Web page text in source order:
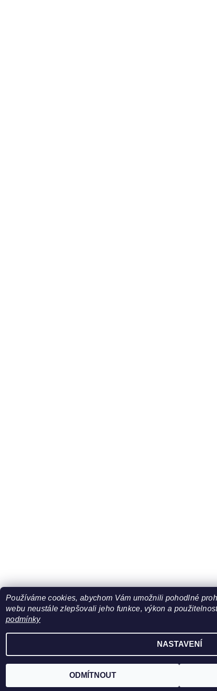
Používáme cookies, abychom Vám umožnili pohodlné
webu neustále zlepšovali jeho funkce, výkon a
podmínky
NASTAVENÍ
ODMÍTNOUT